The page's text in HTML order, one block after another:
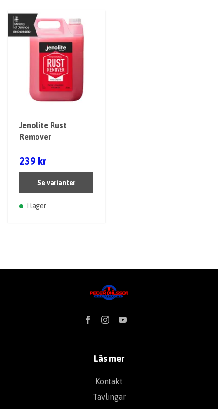
Jenolite Rust
Remover
239 kr
Se varianter
I lager
Läs mer
Kontakt
Tävlingar